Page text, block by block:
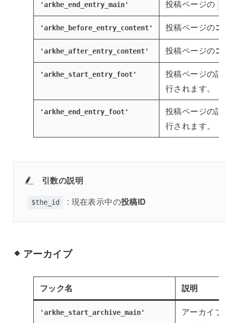
'arkhe_end_entry_main' 投稿ページの
'arkhe_before_entry_content' 投稿ページの
'arkhe_after_entry_content' 投稿ページの
'arkhe_start_entry_foot'
投稿ページの
行されます。
'arkhe_end_entry_foot'
投稿ページの
行されます。
引数の説明
$the_id : 現在表示中の投稿ID
アーカイブ
フック名 説明
'arkhe_start_archive_main'
アーカイブ